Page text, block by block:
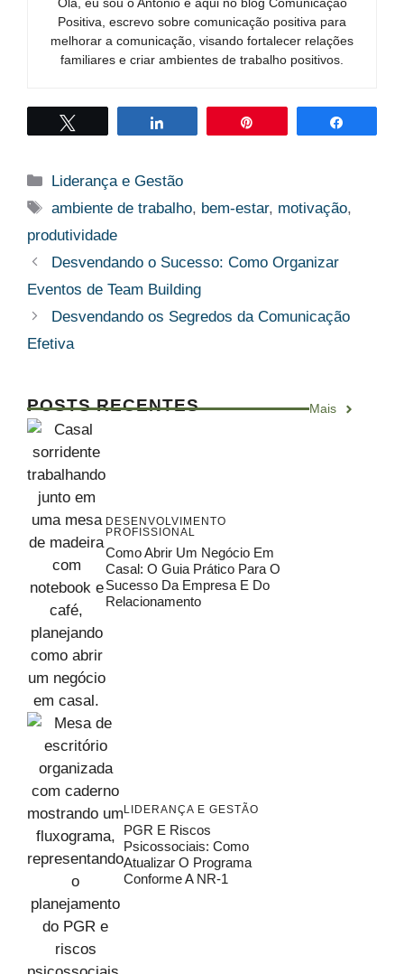
Positiva, escrevo sobre comunicação positiva para
melhorar a comunicação, visando fortalecer relações
familiares e criar ambientes de trabalho positivos.
Compartilhar
Categorias
Liderança e Gestão
Tags
ambiente de trabalho, bem-estar, motivação,
produtividade
Desvendando o Sucesso: Como Organizar
Eventos de Team Building
Desvendando os Segredos da Comunicação
Efetiva
POSTS RECENTES Mais
DESENVOLVIMENTO
PROFISSIONAL
Como Abrir Um Negócio Em
Casal: O Guia Prático Para O
Sucesso Da Empresa E Do
Relacionamento
LIDERANÇA E GESTÃO
PGR E Riscos
Psicossociais: Como
Atualizar O Programa
Conforme A NR-1